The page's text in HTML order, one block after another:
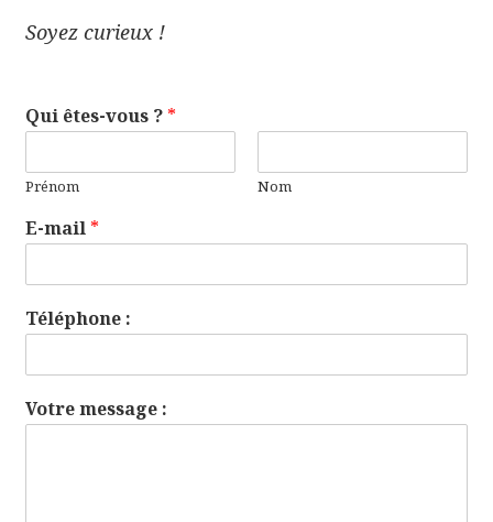
Soyez curieux !
Qui êtes-vous ? *
Prénom Nom
E-mail *
Téléphone :
Votre message :